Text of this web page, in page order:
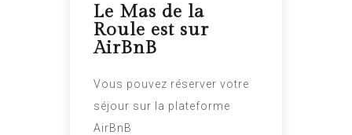
Le Mas de la
Roule est sur
AirBnB
Vous pouvez réserver votre
séjour sur la plateforme
AirBnB